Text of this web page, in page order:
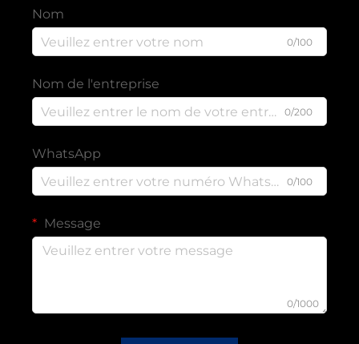
Nom
0/100
Nom de l'entreprise
0/200
WhatsApp
0/100
Message
0/1000